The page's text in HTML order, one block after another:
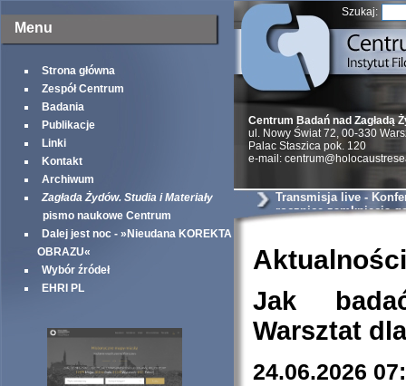
Menu
Strona główna
Zespół Centrum
Badania
Publikacje
Linki
Kontakt
Archiwum
Zagłada Żydów. Studia i Materiały
pismo naukowe Centrum
Dalej jest noc - »Nieudana KOREKTA
OBRAZU«
Wybór źródeł
EHRI PL
Szukaj:
Centrum Badań nad Zagładą
ul. Nowy Świat 72, 00-330
Palac Staszica pok. 120
e-mail:
Transmisja live -
rocznicę zamknięcia
Aktualności
Jak
Warsztat
24.06.2026